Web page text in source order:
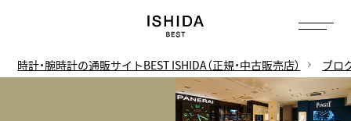
時計・腕時計の通販サイトBEST ISHIDA（正規・中古販売店） ブロ